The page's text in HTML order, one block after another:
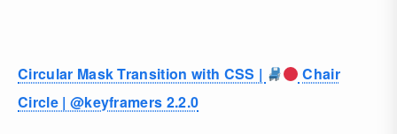
Circular Mask Transition with CSS |
Chair
Circle | @keyframers 2.2.0